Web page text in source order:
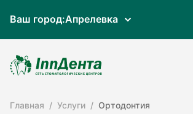
Ваш город:Апрелевка
Главная Услуги Ортодонтия